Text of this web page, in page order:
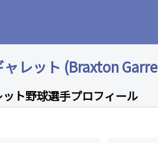
レット (Braxton
ト野球選手プロフィール